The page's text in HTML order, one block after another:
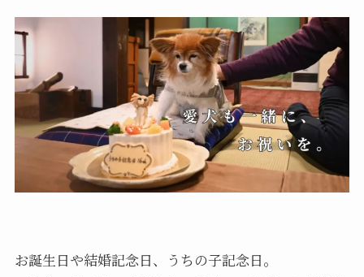
お誕生日や結婚記念日、うちの子記念日。